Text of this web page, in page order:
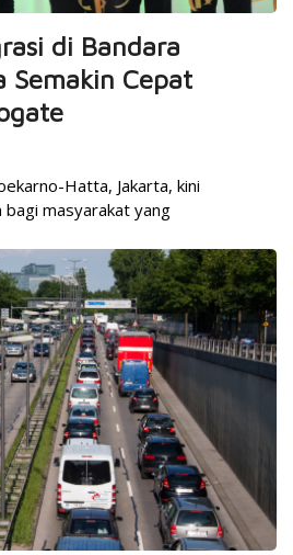
di Bandara
Semakin Cepat
Hatta, Jakarta, kini
bagi masyarakat yang